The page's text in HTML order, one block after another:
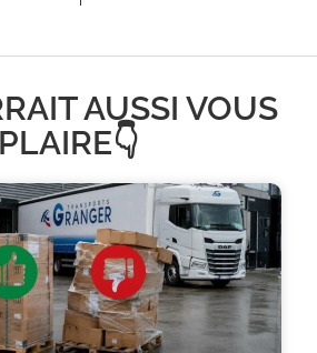
AUSSI VOUS
PLAIRE👇